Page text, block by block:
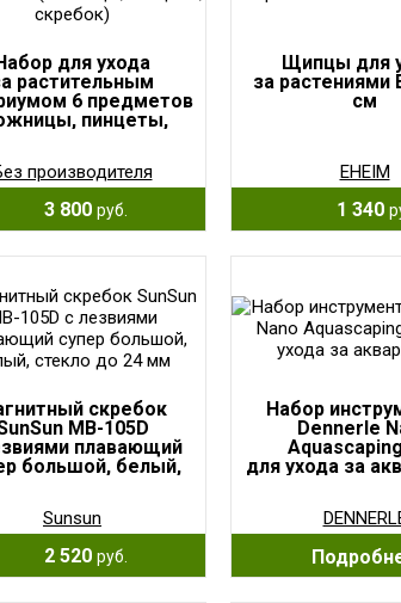
для ухода
растительным
6 предметов
пинцеты,
производителя
3 800 руб.
Щипцы для
за растениями
см
EHEIM
1 340
скребок
MB-105D
плавающий
большой, белый,
Sunsun
2 520 руб.
Набор
Dennerle
для ухода за